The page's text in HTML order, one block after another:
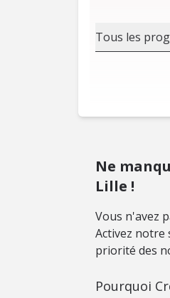
Tous les
Ne
Lille !
Vous n'avez
Activez
priorité des
Pourquoi